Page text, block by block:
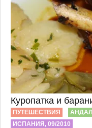
Куропатка и
ПУТЕШЕСТВИЯ
ИСПАНИЯ, 09/2010